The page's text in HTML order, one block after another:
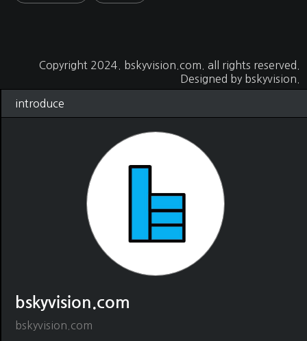
Copyright 2024. bskyvision.com . all rights reserved.
Designed by bskyvision.
introduce
bskyvision.com
bskyvision.com